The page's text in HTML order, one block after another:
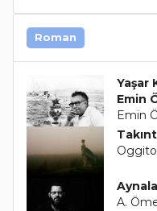
Roman
Yaşar
Emin
Emin
Oggito
A.